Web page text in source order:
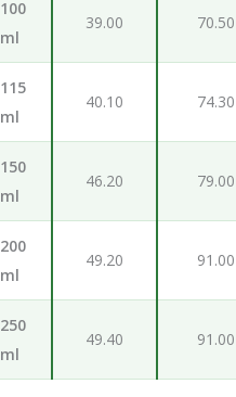
100
ml
39.00 70.50
115
ml
40.10 74.30
150
ml
46.20 79.00
200
ml
49.20 91.00
250
ml
49.40 91.00